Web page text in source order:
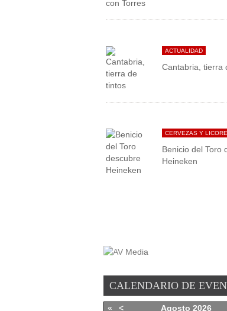
ACTUALIDAD
Cantabria, tierra
CERVEZAS Y
Benicio del Toro
Heineken
CALENDARIO DE
« < Agosto 2026